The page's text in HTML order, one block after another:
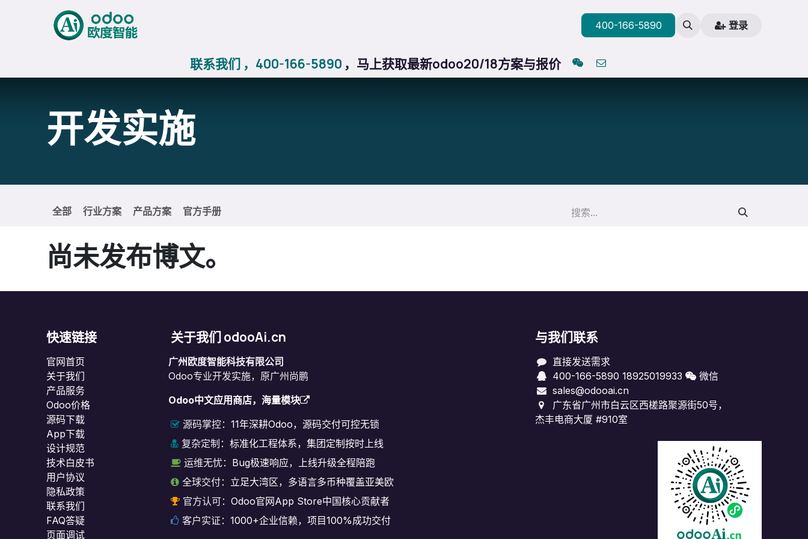
400-166-5890 登录
联系我们 ，400-166-5890 ，马上获取最新odoo20/18方案与报价
开发实施
全部 行业方案 产品方案 官方手册
尚未发布博文。
快速链接
官网首页
关于我们
产品服务
Odoo价格
源码下载
App下载
设计规范
技术白皮书
用户协议
‎隐私政策‎
联系我们
FAQ答疑
页面调试
关于我们 odooAi.cn
广州欧度智能科技有限公司
Odoo专业开发实施，原广州尚鹏
Odoo中文应用商店，海量模块
源码掌控：11年深耕Odoo，源码交付可控无锁
复杂定制：标准化工程体系，集团定制按时上线
运维无忧： Bug极速响应，上线升级全程陪跑
全球交付： 立足大湾区，多语言多币种覆盖亚美欧
官方认可：Odoo官网App Store中国核心贡献者
客户实证：1000+企业信赖，项目100%成功交付
与我们联系
直接发送需求
400-166-5890 18925019933
微信
sales@odooai.cn
广东省广州市白云区西槎路聚源街50号，
杰丰电商大厦 #910室